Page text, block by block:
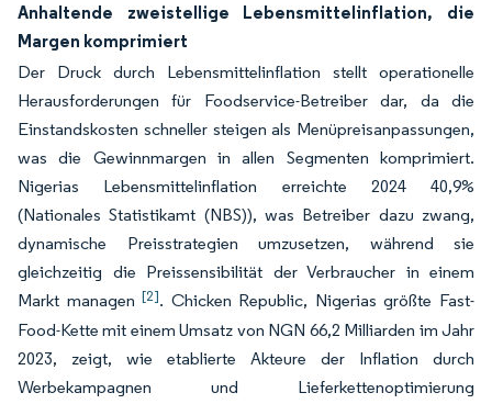
Anhaltende zweistellige Lebensmittelinflation, die
Margen komprimiert
Der Druck durch Lebensmittelinflation stellt operationelle
Herausforderungen für Foodservice-Betreiber dar, da die
Einstandskosten schneller steigen als Menüpreisanpassungen,
was die Gewinnmargen in allen Segmenten komprimiert.
Nigerias Lebensmittelinflation erreichte 2024 40,9%
(Nationales Statistikamt (NBS)), was Betreiber dazu zwang,
dynamische Preisstrategien umzusetzen, während sie
gleichzeitig die Preissensibilität der Verbraucher in einem
Markt managen[2]. Chicken Republic, Nigerias größte Fast-
Food-Kette mit einem Umsatz von NGN 66,2 Milliarden im Jahr
2023, zeigt, wie etablierte Akteure der Inflation durch
Werbekampagnen und Lieferkettenoptimierung